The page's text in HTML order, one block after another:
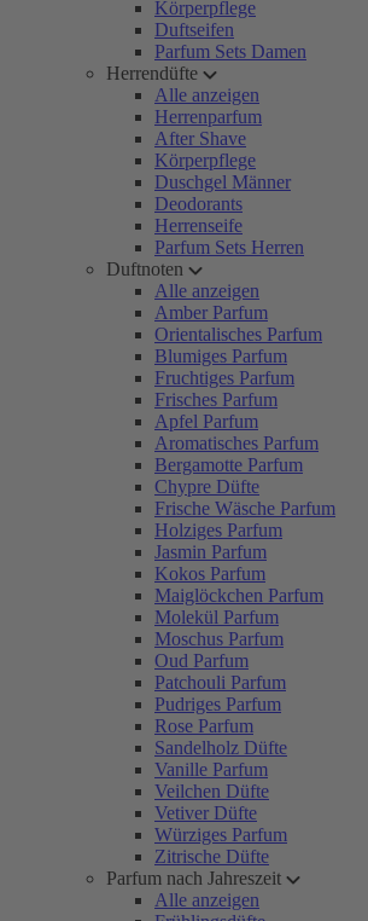
Körperpflege
Duftseifen
Parfum Sets Damen
Herrendüfte
Alle anzeigen
Herrenparfum
After Shave
Körperpflege
Duschgel Männer
Deodorants
Herrenseife
Parfum Sets Herren
Duftnoten
Alle anzeigen
Amber Parfum
Orientalisches Parfum
Blumiges Parfum
Fruchtiges Parfum
Frisches Parfum
Apfel Parfum
Aromatisches Parfum
Bergamotte Parfum
Chypre Düfte
Frische Wäsche Parfum
Holziges Parfum
Jasmin Parfum
Kokos Parfum
Maiglöckchen Parfum
Molekül Parfum
Moschus Parfum
Oud Parfum
Patchouli Parfum
Pudriges Parfum
Rose Parfum
Sandelholz Düfte
Vanille Parfum
Veilchen Düfte
Vetiver Düfte
Würziges Parfum
Zitrische Düfte
Parfum nach Jahreszeit
Alle anzeigen